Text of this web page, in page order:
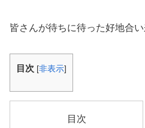
皆さんが待ちに待った好地合
目次 [非表示]
目次